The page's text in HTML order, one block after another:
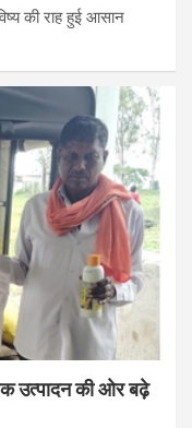
की राह हुई आसान
उत्पादन की ओर बढ़े